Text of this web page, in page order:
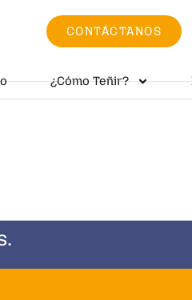
CONTÁCTANOS
¿Cómo Teñir?